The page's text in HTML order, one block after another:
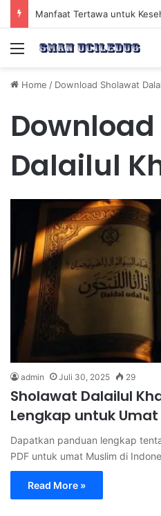
Menu
Home / Download Sholawat
Dalailul
admin Juli 30, 2025 29
Sholawat Dalailul
Lengkap untuk
Dapatkan panduan lengkap
PDF untuk umat Muslim di
Read More »